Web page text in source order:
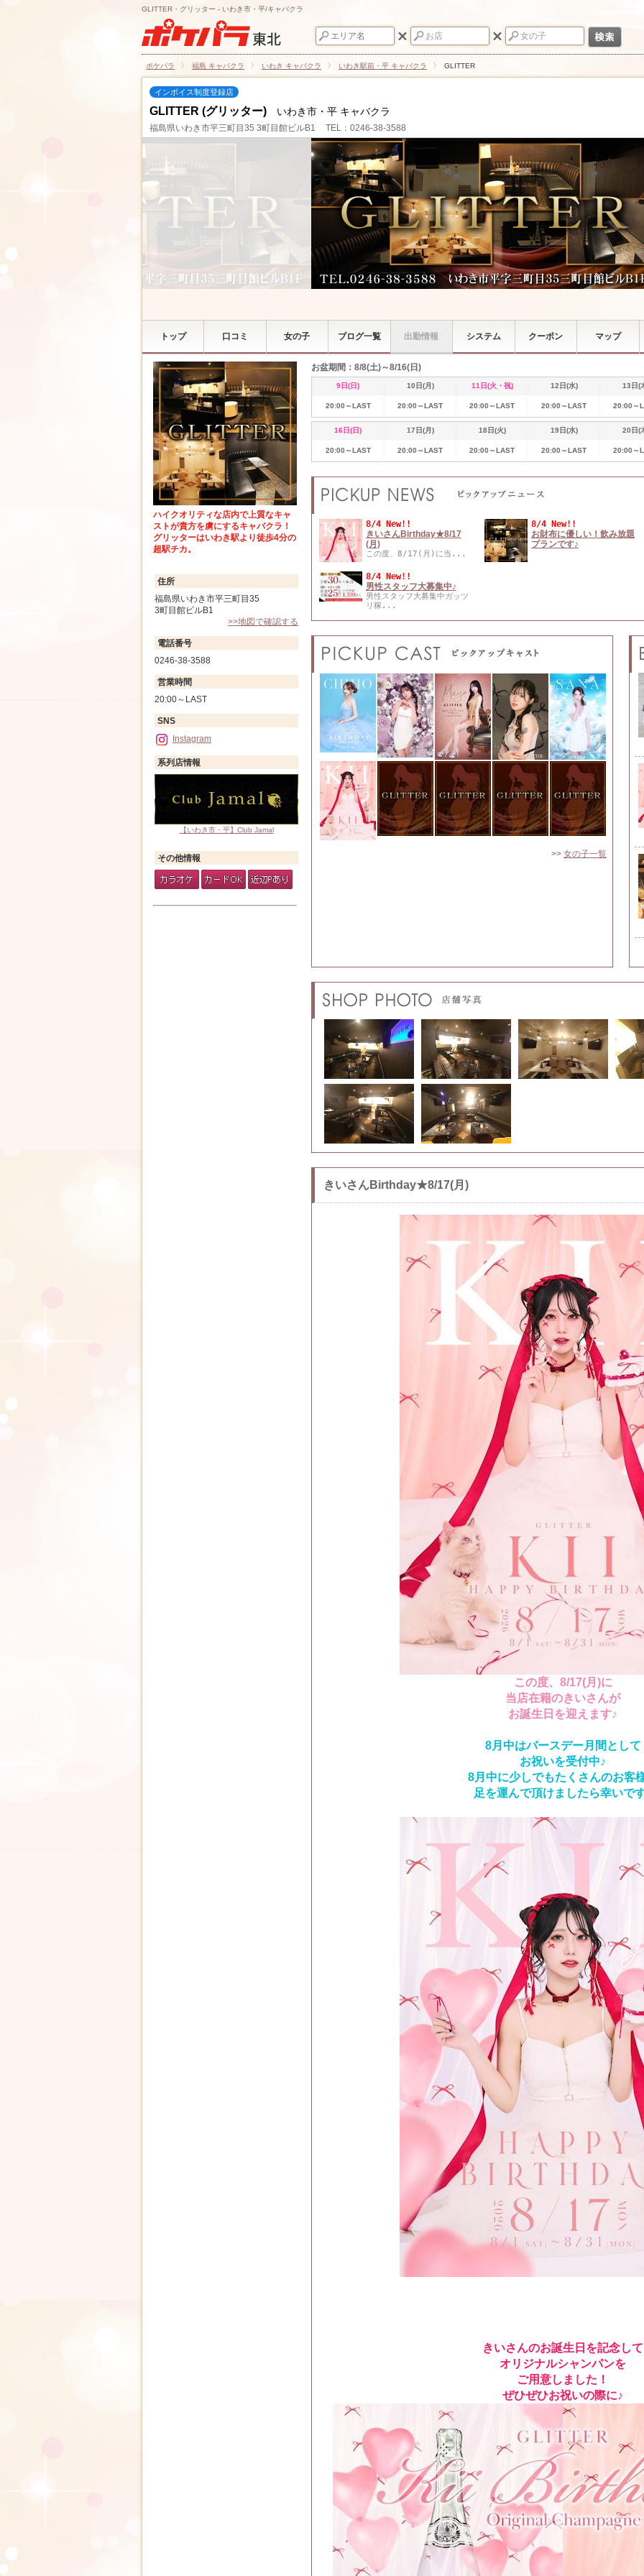
GLITTER・グリッター - いわき市・平/キャバクラ
ポケパラ 福島 キャバクラ いわき キャバクラ いわき駅前・平 キャバクラ GLITTER
インボイス制度登録店
GLITTER (グリッター) いわき市・平 キャバクラ
福島県いわき市平三町目35 3町目館ビルB1 TEL：0246-38-3588
トップ 口コミ 女の子 ブログ一覧 出勤情報 システム クーポン マップ
お盆期間：8/8(土)～8/16(日)
9日(日) 10日(月) 11日(火・祝) 12日(水) 13日(
20:00～LAST 20:00～LAST 20:00～LAST 20:00～LAST 20:00～
16日(日) 17日(月) 18日(火) 19日(水) 20日(
20:00～LAST 20:00～LAST 20:00～LAST 20:00～LAST 20:00～
8/4 New!!
きいさんBirthday★8/17
(月)
この度、8/17(月)に当...
8/4 New!!
お財布に優しい！飲み放題
プランです♪
8/4 New!!
男性スタッフ大募集中♪
男性スタッフ大募集中ガッツ
リ稼...
>> 女の子一覧
きいさんBirthday★8/17(月)
この度、8/17(月)に
当店在籍のきいさんが
お誕生日を迎えます♪
8月中はバースデー月間として
お祝いを受付中♪
8月中に少しでもたくさんのお客
足を運んで頂けましたら幸いで
きいさんのお誕生日を記念して
オリジナルシャンパンを
ご用意しました！
ぜひぜひお祝いの際に♪
ハイクオリティな店内で上質なキャ
ストが貴方を虜にするキャバクラ！
グリッターはいわき駅より徒歩4分の
超駅チカ。
住所
福島県いわき市平三町目35
3町目館ビルB1
>>地図で確認する
電話番号
0246-38-3588
営業時間
20:00～LAST
SNS
Instagram
系列店情報
【いわき市・平】Club Jamal
その他情報